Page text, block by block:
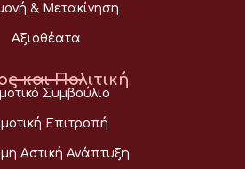
& Μετακίνηση
Αξιοθέατα
και Πολιτική
Συμβούλιο
Επιτροπή
Αστική Ανάπτυξη